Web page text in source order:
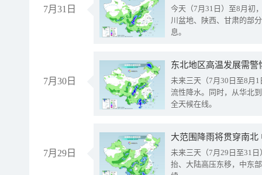
7月31日
今天（7月31日）至8月初
川盆地、陕西、甘肃的部
息。
7月30日
东北地区高温发展需
未来三天（7月30日至8月
流性降水。同时，从华北
全天候在线。
7月29日
大范围降雨将贯穿南
未来三天（7月29日至31
抬、大陆高压东移，中东